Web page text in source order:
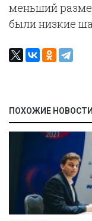
меньший
были низкие
ПОХОЖИЕ НОВОСТИ